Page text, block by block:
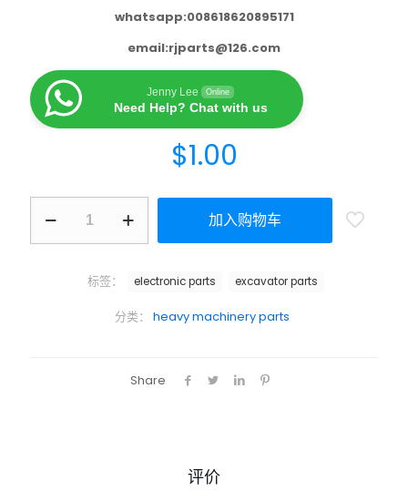
whatsapp:008618620895171
email:rjparts@126.com
Jenny Lee Online
Need Help? Chat with us
$1.00
加入购物车
分类： heavy machinery parts
标签： electronic parts excavator parts
Share
评价